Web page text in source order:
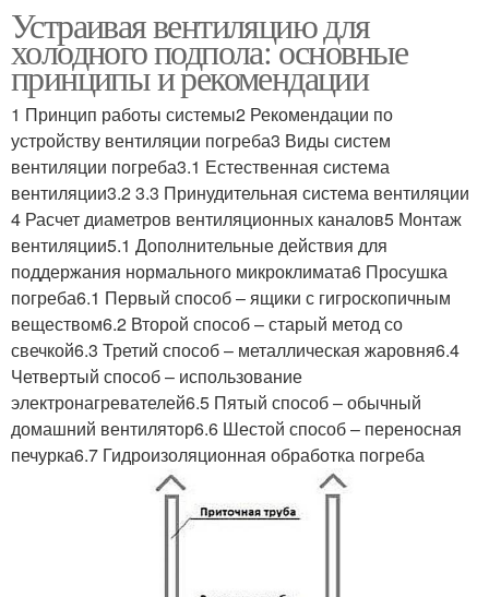
Устраивая вентиляцию для
холодного подпола: основные
принципы и рекомендации
1 Принцип работы системы2 Рекомендации по
устройству вентиляции погреба3 Виды систем
вентиляции погреба3.1 Естественная система
вентиляции3.2 3.3 Принудительная система вентиляции
4 Расчет диаметров вентиляционных каналов5 Монтаж
вентиляции5.1 Дополнительные действия для
поддержания нормального микроклимата6 Просушка
погреба6.1 Первый способ – ящики с гигроскопичным
веществом6.2 Второй способ – старый метод со
свечкой6.3 Третий способ – металлическая жаровня6.4
Четвертый способ – использование
электронагревателей6.5 Пятый способ – обычный
домашний вентилятор6.6 Шестой способ – переносная
печурка6.7 Гидроизоляционная обработка погреба